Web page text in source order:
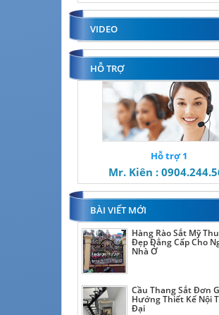
VIDEO
HỖ TRỢ
Hỗ trợ 1
Mr. Kiên :
BÀI VIẾT MỚI
Hàng Rào Sắt Mỹ
Đẹp Đẳng Cấp Cho
Nhà Ở
Cầu Thang Sắt Đơn
Hướng Thiết Kế Nội
Đại